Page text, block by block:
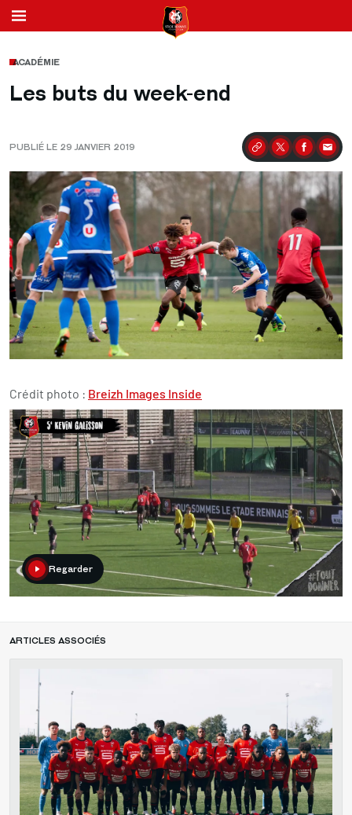
ACADÉMIE
Les buts du week-end
PUBLIÉ LE 29 JANVIER 2019 Partager
Crédit photo : Breizh Images Inside
Regarder
ARTICLES ASSOCIÉS